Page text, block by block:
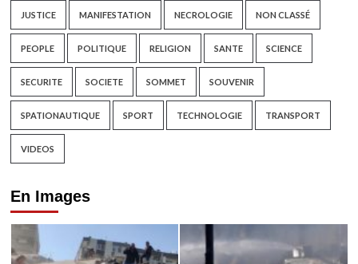
JUSTICE MANIFESTATION NECROLOGIE NON CLASSÉ
PEOPLE POLITIQUE RELIGION SANTE SCIENCE
SECURITE SOCIETE SOMMET SOUVENIR
SPATIONAUTIQUE SPORT TECHNOLOGIE TRANSPORT
VIDEOS
En Images